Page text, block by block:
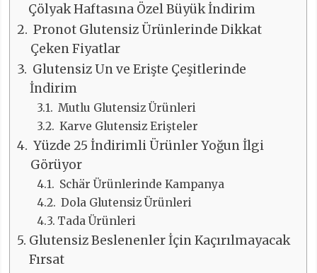
Çölyak Haftasına Özel Büyük İndirim
Pronot Glutensiz Ürünlerinde Dikkat
Çeken Fiyatlar
Glutensiz Un ve Erişte Çeşitlerinde
İndirim
Mutlu Glutensiz Ürünleri
Karve Glutensiz Erişteler
Yüzde 25 İndirimli Ürünler Yoğun İlgi
Görüyor
Schär Ürünlerinde Kampanya
Dola Glutensiz Ürünleri
Tada Ürünleri
Glutensiz Beslenenler İçin Kaçırılmayacak
Fırsat